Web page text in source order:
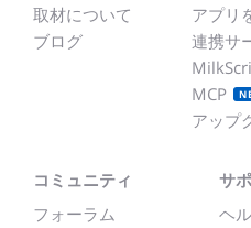
取材について
ブログ
アプリ
連携サ
MCP
アップ
コミュニティ
フォーラム
サ
ヘ